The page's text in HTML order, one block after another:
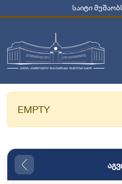
საიტი
EMPTY